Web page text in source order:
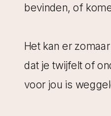
bevinden, of
Het kan er
dat je twijfelt of
voor jou is